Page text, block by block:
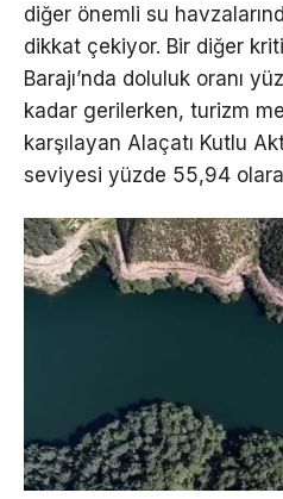
diğer önemli su
dikkat çekiyor. Bir diğer
Barajı’nda doluluk oranı
kadar gerilerken, turizm
karşılayan Alaçatı Kutlu
seviyesi yüzde 55,94